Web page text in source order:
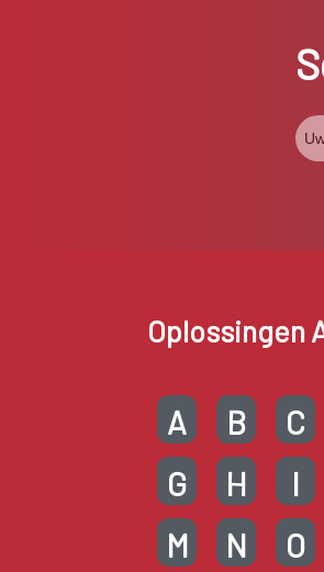
Oplossingen
A B C
G
H I
M
N O